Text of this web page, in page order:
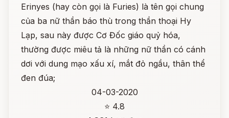
Erinyes (hay còn gọi là Furies) là tên gọi chung
của ba nữ thần báo thù trong thần thoại Hy
Lạp, sau này được Cơ Đốc giáo quỷ hóa,
thường được miêu tả là những nữ thần có cánh
dơi với dung mạo xấu xí, mắt đỏ ngầu, thân thể
đen đúa;
04-03-2020
⭐ 4.8